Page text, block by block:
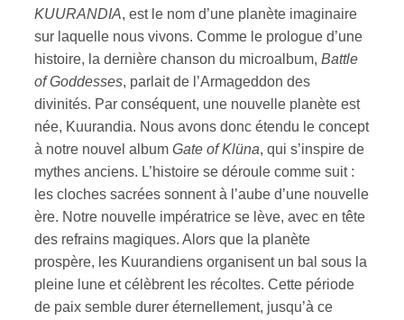
KUURANDIA, est le nom d’une planète imaginaire
sur laquelle nous vivons. Comme le prologue d’une
histoire, la dernière chanson du microalbum, Battle
of Goddesses, parlait de l’Armageddon des
divinités. Par conséquent, une nouvelle planète est
née, Kuurandia. Nous avons donc étendu le concept
à notre nouvel album Gate of Klüna, qui s’inspire de
mythes anciens. L’histoire se déroule comme suit :
les cloches sacrées sonnent à l’aube d’une nouvelle
ère. Notre nouvelle impératrice se lève, avec en tête
des refrains magiques. Alors que la planète
prospère, les Kuurandiens organisent un bal sous la
pleine lune et célèbrent les récoltes. Cette période
de paix semble durer éternellement, jusqu’à ce